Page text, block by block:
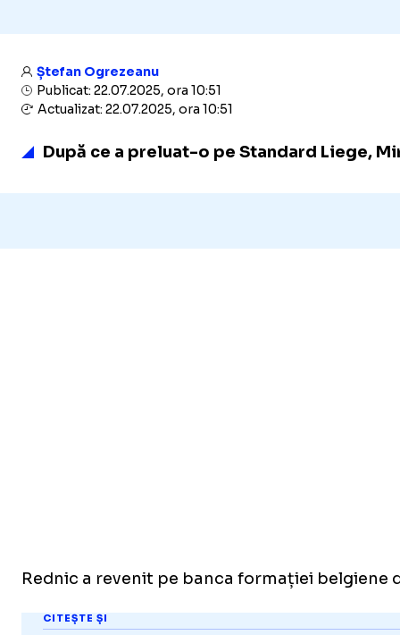
Ștefan Ogrezeanu
Publicat: 22.07.2025, ora 10:51
Actualizat: 22.07.2025, ora 10:51
După ce a preluat-o pe Standard Liege,
Rednic a revenit pe banca formației belgiene
CITEȘTE ȘI